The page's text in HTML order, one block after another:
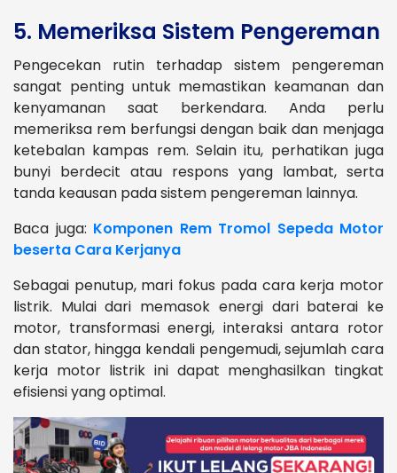
5. Memeriksa Sistem Pengereman
Pengecekan rutin terhadap sistem pengereman
sangat penting untuk memastikan keamanan dan
kenyamanan saat berkendara. Anda perlu
memeriksa rem berfungsi dengan baik dan menjaga
ketebalan kampas rem. Selain itu, perhatikan juga
bunyi berdecit atau respons yang lambat, serta
tanda keausan pada sistem pengereman lainnya.
Baca juga: Komponen Rem Tromol Sepeda Motor
beserta Cara Kerjanya
Sebagai penutup, mari fokus pada cara kerja motor
listrik. Mulai dari memasok energi dari baterai ke
motor, transformasi energi, interaksi antara rotor
dan stator, hingga kendali pengemudi, sejumlah cara
kerja motor listrik ini dapat menghasilkan tingkat
efisiensi yang optimal.